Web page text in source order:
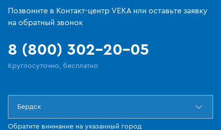
Позвоните в Контакт-центр VEKA или оставьте заявку
на обратный звонок
8 (800) 302-20-05
Круглосуточно, бесплатно
Бердск
Обратите внимание на указанный город